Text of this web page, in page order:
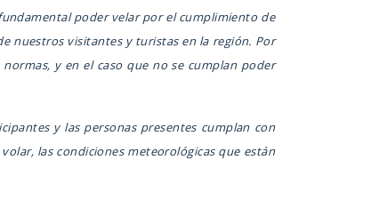
poder velar por el cumplimiento de
nuestros visitantes y turistas en la región. Por
y en el caso que no se cumplan poder
y las personas presentes cumplan con
las condiciones meteorológicas que están